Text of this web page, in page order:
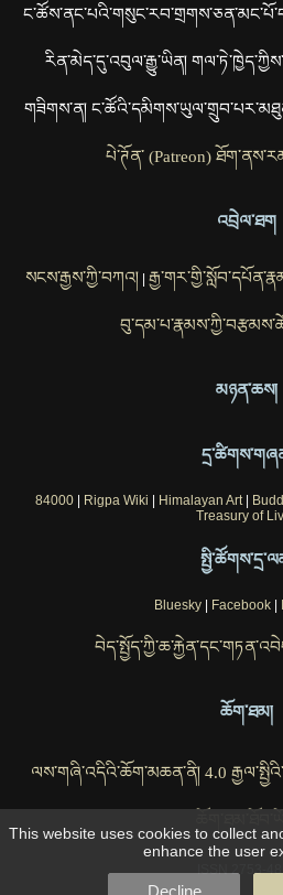
རིན་མེད་དུ་འབུལ་རྒྱུ་ཡིན།
གཟིགས་ན།
པེ་ཊོན་ (Patreon)
འབྲེལ་ཐག
སངས་རྒྱས་ཀྱི་བཀའ།
མཉན་ཆས།
84000| Rigpa Wiki Himalayan Art|
Treasury of
Bluesky| Facebook|
ཆོག་ཐམ།
ལས་གཞི་འདིའི་ཆོག་མཆན་ནི། 4.0
ISSN 2753-
This website uses cookies to collect
enhance the user
Decline